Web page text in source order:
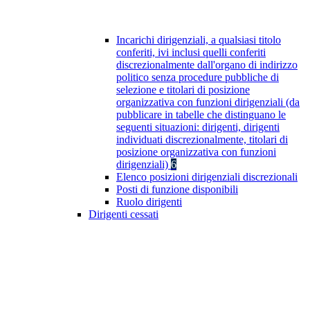
Incarichi dirigenziali, a qualsiasi titolo
conferiti, ivi inclusi quelli conferiti
discrezionalmente dall'organo di indirizzo
politico senza procedure pubbliche di
selezione e titolari di posizione
organizzativa con funzioni dirigenziali (da
pubblicare in tabelle che distinguano le
seguenti situazioni: dirigenti, dirigenti
individuati discrezionalmente, titolari di
posizione organizzativa con funzioni
dirigenziali) 6
Elenco posizioni dirigenziali discrezionali
Posti di funzione disponibili
Ruolo dirigenti
Dirigenti cessati